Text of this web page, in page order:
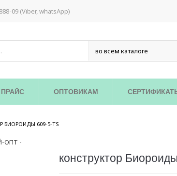
09 (Viber, whatsApp)
ПРАЙС ОПТОВИКАМ
БИОРОИДЫ 609-5-TS
конструктор